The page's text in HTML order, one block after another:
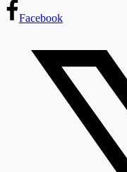
Facebook